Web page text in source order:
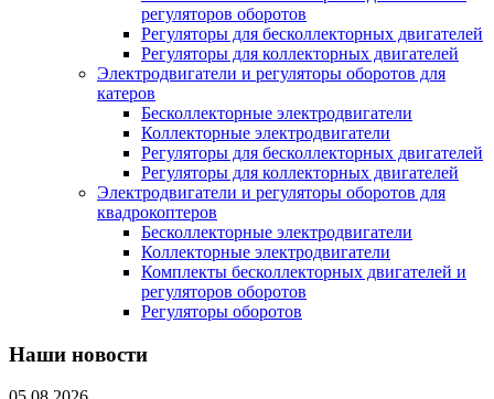
регуляторов оборотов
Регуляторы для бесколлекторных двигателей
Регуляторы для коллекторных двигателей
Электродвигатели и регуляторы оборотов для
катеров
Бесколлекторные электродвигатели
Коллекторные электродвигатели
Регуляторы для бесколлекторных двигателей
Регуляторы для коллекторных двигателей
Электродвигатели и регуляторы оборотов для
квадрокоптеров
Бесколлекторные электродвигатели
Коллекторные электродвигатели
Комплекты бесколлекторных двигателей и
регуляторов оборотов
Регуляторы оборотов
Наши новости